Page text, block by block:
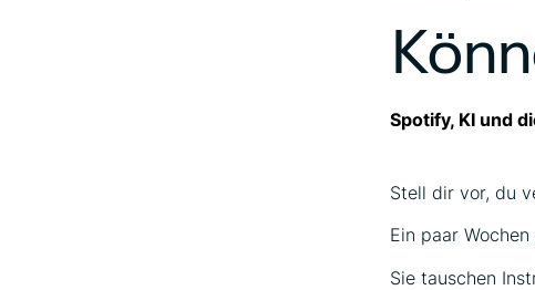
Spotify, KI und
Stell dir vor, du
Ein paar
Sie tauschen